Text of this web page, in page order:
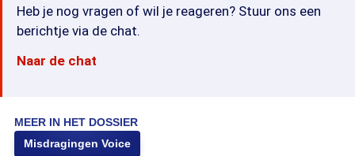
Heb je nog vragen of wil je reageren? Stuur ons een
berichtje via de chat.
Naar de chat
MEER IN HET DOSSIER
Misdragingen Voice